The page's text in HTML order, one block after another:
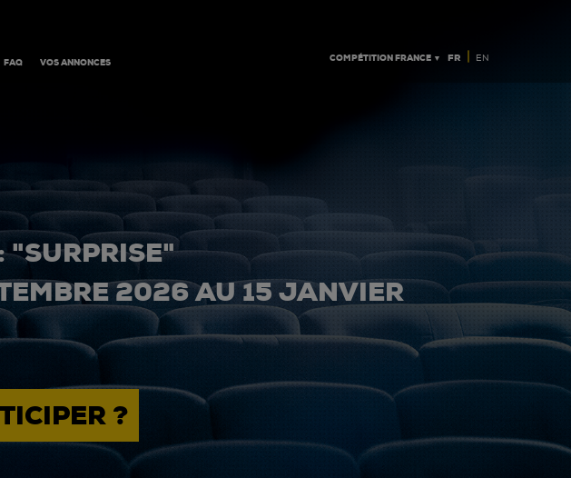
FAQ VOS ANNONCES COMPÉTITION FRANCE ▼ FR | EN
"SURPRISE"
2026 AU 15 JANVIER
?